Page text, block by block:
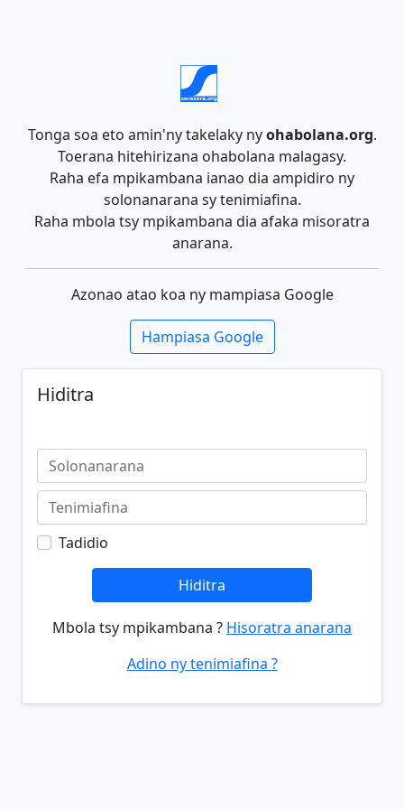
Tonga soa eto amin'ny takelaky nyohabolana.org.
Toerana hitehirizana ohabolana malagasy.
Raha efa mpikambana ianao dia ampidiro ny
solonanarana sy tenimiafina.
Raha mbola tsy mpikambana dia afaka misoratra
anarana.
Azonao atao koa ny mampiasa Google
Hampiasa Google
Hiditra
Tadidio
Hiditra
Mbola tsy mpikambana ? Hisoratra anarana
Adino ny tenimiafina ?